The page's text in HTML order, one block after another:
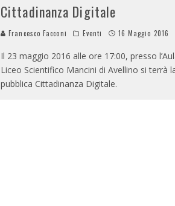
Cittadinanza Digitale
Francesco Facconi Eventi 16 Maggio 2016
Il 23 maggio 2016 alle ore 17:00, presso
Liceo Scientifico Mancini di Avellino si terrà
pubblica Cittadinanza Digitale.